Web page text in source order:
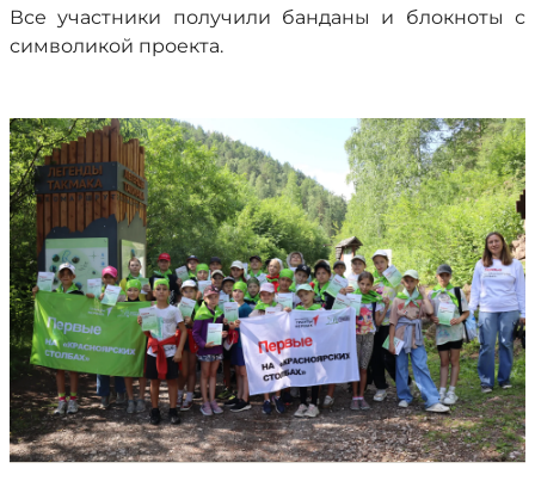
Все участники получили банданы и блокноты с
символикой проекта.